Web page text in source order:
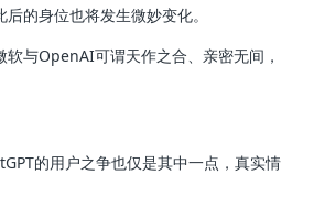
的身位也将发生微妙变化。
与OpenAI可谓天作之合、亲密无间，
的用户之争也仅是其中一点，真实情